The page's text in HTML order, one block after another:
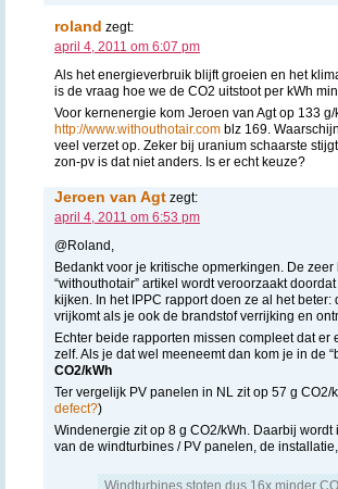
roland zegt:
april 4, 2011 om 6:07 pm
Als het energieverbruik blijft groeien en het
is de vraag hoe we de CO2 uitstoot per kWh
Voor kernenergie kom Jeroen van Agt op 133
http://www.withouthotair.com blz 169.
veel verzet op. Zeker bij uranium schaarste
zon-pv is dat niet anders. Is er echt keuze?
Jeroen van Agt zegt:
april 4, 2011 om 6:53 pm
@Roland,
Bedankt voor je kritische opmerkingen. De
“withouthotair” artikel wordt veroorzaakt
kijken. In het IPPC rapport doen ze al het
vrijkomt als je ook de brandstof verrijking en
Echter beide rapporten missen compleet dat
zelf. Als je dat wel meeneemt dan kom je in de
CO2/kWh
Ter vergelijk PV panelen in NL zit op 57 g
defect?)
Windenergie zit op 8 g CO2/kWh. Daarbij
van de windturbines / PV panelen, de
Windturbines stoten dus 16x minder